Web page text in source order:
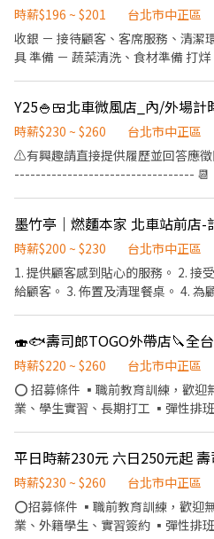
積極認真的在校生加入，配合各大專
與學校簽訂相關合約。 ✅2025年1-
津貼！計時人員每小時薪資額外再
總工時達100小時以上發放500元或
✅一天中能排班最少四小時、每周
排班一次，可彈性調整。 ✅假日能排
業 5. 完成主管交付工作 ✅工作時段 一、平日與假日排班 (1)早班：
09:00~18:00 (2)晚班：18:00~22:30
間，週六、週日有一天可排班者尤
時以上。 ✅提供免費溫馨員工餐點
歡迎無餐飲工作經驗、對餐飲業有
------------------- 店鋪地址：台北市
與重慶南路交叉口) 大眾運輸搭乘方
出口 ＊捷運淡水信義線-台大醫
澧餐飲集團 HUMAX ASIA，屬於日
公司。 深耕台灣多年的日本與義大
餐飲品牌包含， ★義式料理餐廳：
Pasta Pasta、MOLINO手工義大
Paradise壽喜燒 ★日式天婦羅專門
店鋪皆位於各大百貨商場，並持
知】 ①詳閱工作內容後，請審慎提
者，將邀請實體面談，初審資格不
時薪$196 ~ $201
台北市中正區
收銀 － 接待顧客、客席服務、清潔
具 準備 － 蔬菜清洗、食材準備 打
03:00 23:00-06:00 以上時數均可討論微調 ✅時薪：196
核，依能力調整薪資+$5/次 ➠23:00
每月7號領薪水 ✅員工福利 🍔半價
起，每月免費漢堡2個 🍔有勞健保ll
錢！做越久，領越多！ 🍔升遷制度
管 🎈徵求時段參考(時間都可以面議喔)
時薪$230 ~ $260
台北市中正區
⚠️有興趣請直接提供履歷並回答
---------------------------------- 📆【
------------------------- 【工作內容
清理餐桌、安排座位、為顧客帶位
供建議 3. 上水、上餐並提供有關用
和設備的清潔以及保養 🥦🥩《內場
---------------------------- ⭕️歡迎對
積極認真的在校生加入，配合各大專
津貼！計時人員每小時薪資額外再加
總工時達100小時以上發放500元或
✅一天中能排班最少4小時、每周最
排班一次，可彈性調整。 ✅假日能排
時薪$200 ~ $230
台北市中正區
1. 提供顧客感到貼心的服務。 2. 接受顧客詢問或主動提供諮商建議
給顧客。 3. 佈置及清理餐桌。 4. 為
時薪$220 ~ $260
台北市中正區
⭕ 招募條件 ▪職前教育訓練，歡迎
業、學生實習、長期打工 ▪彈性排
生魚片處理、餐飲衛生管理。 2. 支
3. 協助推動公司訓練制度，成為未來
辦事項。 ⭕獎金福利 ▪生日禮券 ▪
貼 ▪一年4次考核及調薪機會 ▪加
時薪$230 ~ $260
台北市中正區
⭕招募條件 ▪職前教育訓練，歡迎
業、外籍學生、實習簽約 ▪彈性排